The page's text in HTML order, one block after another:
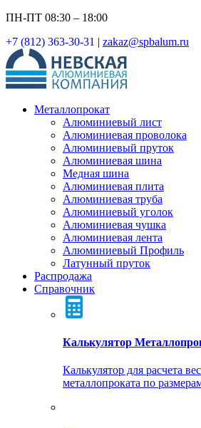
ПН-ПТ 08:30 – 18:00
+7 (812) 363-30-31 | zakaz@spbalum.ru
Металлопрокат
Алюминиевый лист
Алюминиевая проволока
Алюминиевый пруток
Алюминиевая шина
Медная шина
Алюминиевая плита
Алюминиевая труба
Алюминиевый уголок
Алюминиевая чушка
Алюминиевая лента
Алюминиевый Профиль
Латунный пруток
Распродажа
Справочник
Калькулятор
Калькулятор для расчета
металлопроката по